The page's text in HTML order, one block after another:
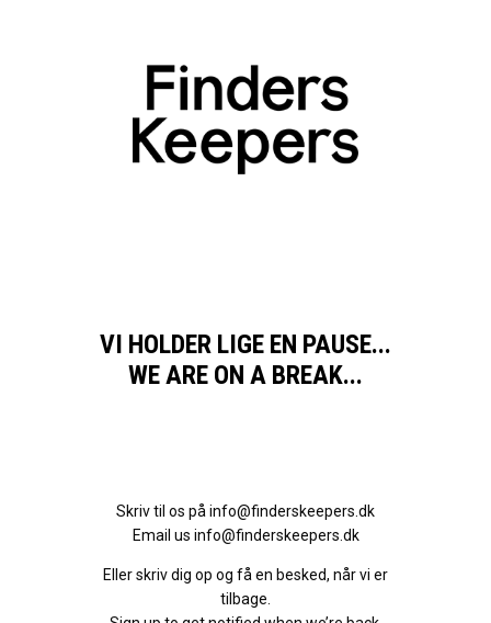
VI HOLDER LIGE EN PAUSE...
WE ARE ON A BREAK...
Skriv til os på info@finderskeepers.dk
Email us info@finderskeepers.dk
Eller skriv dig op og få en besked, når vi er
tilbage.